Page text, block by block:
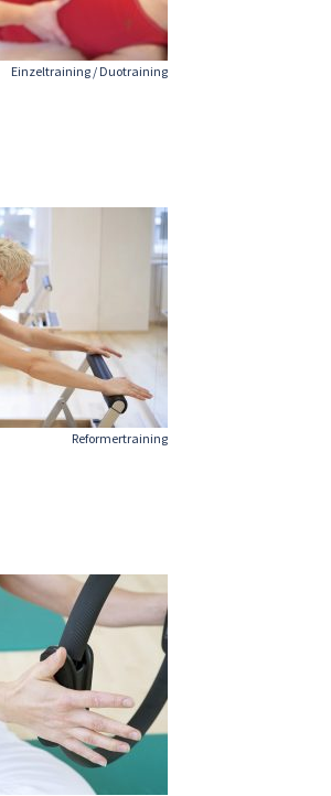
Einzeltraining / Duotraining
Reformertraining